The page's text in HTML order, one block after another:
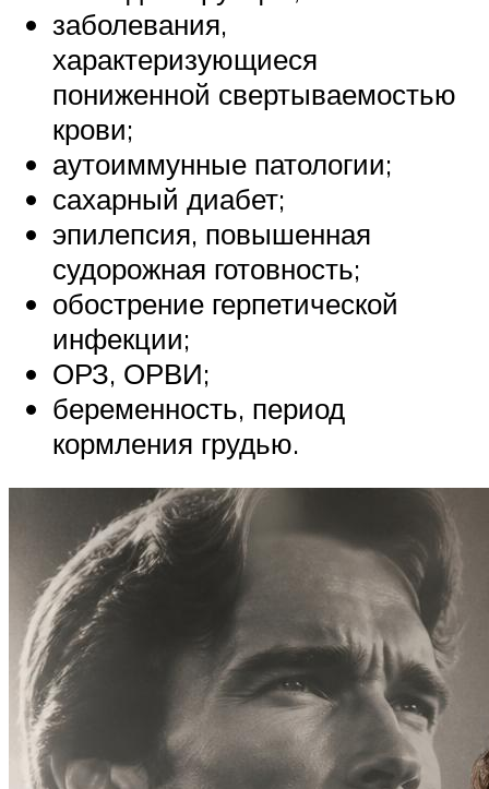
заболевания,
характеризующиеся
пониженной свертываемостью
крови;
аутоиммунные патологии;
сахарный диабет;
эпилепсия, повышенная
судорожная готовность;
обострение герпетической
инфекции;
ОРЗ, ОРВИ;
беременность, период
кормления грудью.